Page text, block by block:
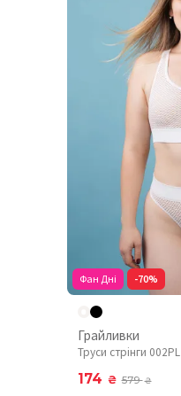
Фан Дні -70%
Грайливки
Труси стрінги 002PL
174 ₴ 579₴